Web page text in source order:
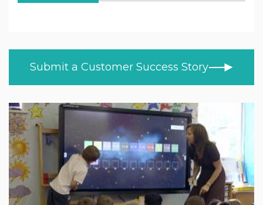
Santé
MOD/Government
TÉMOIGNAGES DE CLIENTS
BLOG
APPRENDRE À LA MAISON
PRODUCT NEWS
Submit a Customer Success Story